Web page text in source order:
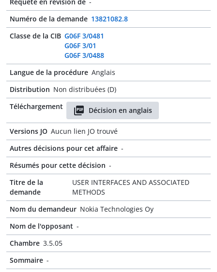
Numéro de la demande 13821082.8
Classe de la CIB G06F 3/0481
G06F 3/01
G06F 3/0488
Langue de la procédure Anglais
Distribution Non distribuées (D)
Téléchargement
Décision en anglais
Versions JO Aucun lien JO trouvé
Autres décisions pour cet affaire -
Résumés pour cette décision -
Titre de la
demande
USER INTERFACES AND ASSOCIATED
METHODS
Nom du demandeur Nokia Technologies Oy
Nom de l'opposant -
Chambre 3.5.05
Sommaire -